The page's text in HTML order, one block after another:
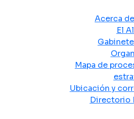
Acerca
El
Mapa de
Ubicación y
Directorio